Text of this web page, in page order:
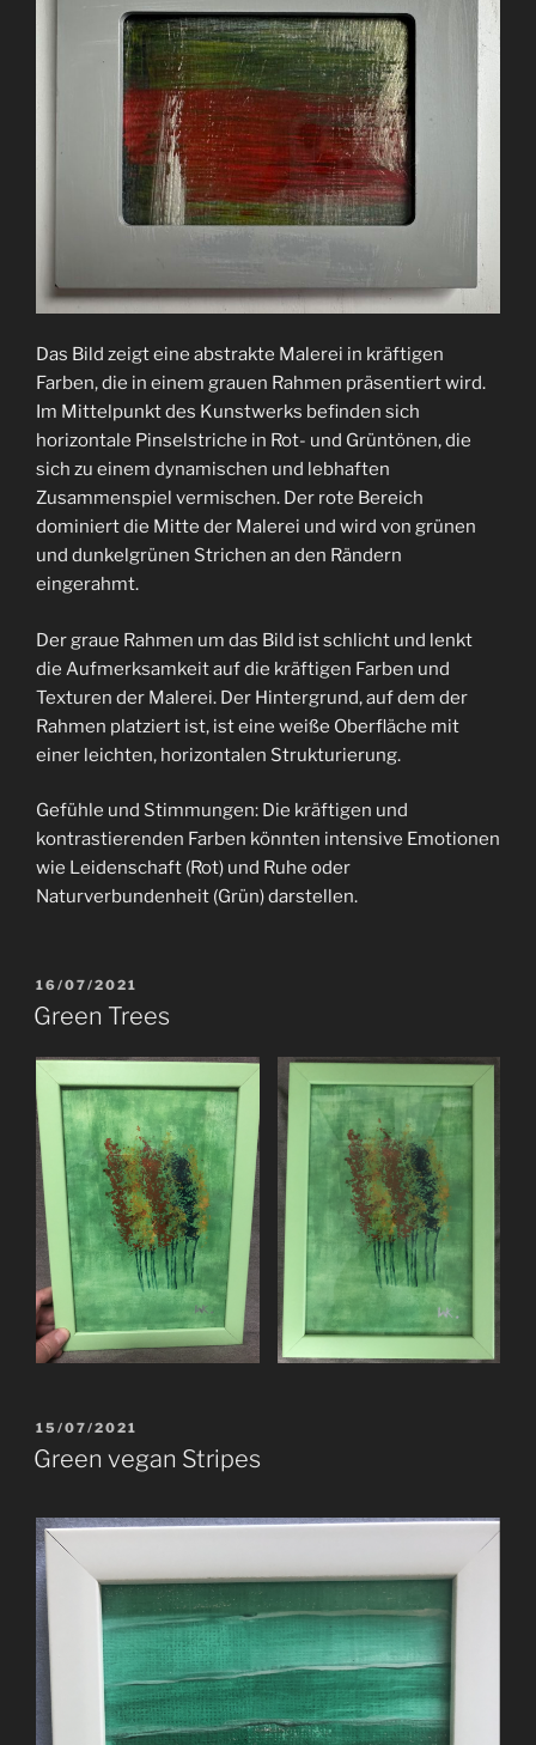
Das Bild zeigt eine abstrakte Malerei in kräftigen
Farben, die in einem grauen Rahmen präsentiert wird.
Im Mittelpunkt des Kunstwerks befinden sich
horizontale Pinselstriche in Rot- und Grüntönen, die
sich zu einem dynamischen und lebhaften
Zusammenspiel vermischen. Der rote Bereich
dominiert die Mitte der Malerei und wird von grünen
und dunkelgrünen Strichen an den Rändern
eingerahmt.
Der graue Rahmen um das Bild ist schlicht und lenkt
die Aufmerksamkeit auf die kräftigen Farben und
Texturen der Malerei. Der Hintergrund, auf dem der
Rahmen platziert ist, ist eine weiße Oberfläche mit
einer leichten, horizontalen Strukturierung.
Gefühle und Stimmungen: Die kräftigen und
kontrastierenden Farben könnten intensive Emotionen
wie Leidenschaft (Rot) und Ruhe oder
Naturverbundenheit (Grün) darstellen.
VERÖFFENTLICHT
AM
16/07/2021
Green Trees
VERÖFFENTLICHT
AM
15/07/2021
Green vegan Stripes